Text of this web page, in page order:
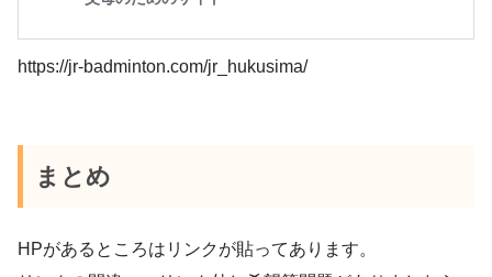
https://jr-badminton.com/jr_hukusima/
まとめ
HPがあるところはリンクが貼ってあります。